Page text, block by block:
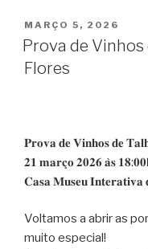
PUBLICADO
EM
MARÇO 5, 2026
Prova de Vinhos
Flores
𝐏𝐫𝐨𝐯𝐚 𝐝𝐞 𝐕𝐢𝐧𝐡𝐨𝐬 𝐝𝐞
𝟐𝟏 𝐦𝐚𝐫𝐜̧𝐨 𝟐𝟎𝟐𝟔 𝐚̀𝐬
𝐂𝐚𝐬𝐚 𝐌𝐮𝐬𝐞𝐮 𝐈𝐧𝐭𝐞𝐫𝐚𝐭𝐢𝐯𝐚
Voltamos a abrir as
muito especial!